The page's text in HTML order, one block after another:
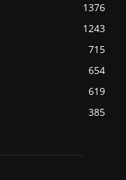
1376
1243
715
654
619
385